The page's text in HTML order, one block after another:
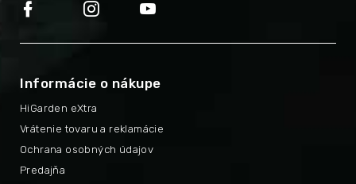
Informácie o nákupe
HiGarden eXtra
Vrátenie tovaru a reklamácie
Ochrana osobných údajov
Predajňa